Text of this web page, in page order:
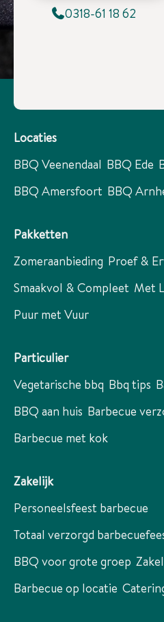
0318-61 18 62
Locaties
BBQ Veenendaal BBQ Ede
BBQ Amersfoort BBQ
Pakketten
Zomeraanbieding Proef &
Smaakvol & Compleet Met
Puur met Vuur
Particulier
Vegetarische bbq Bbq tips
BBQ aan huis Barbecue
Barbecue met kok
Zakelijk
Personeelsfeest barbecue
Totaal verzorgd
BBQ voor grote groep
Barbecue op locatie